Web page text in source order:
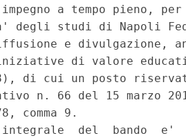
a tempo pieno,
degli studi di Napoli
e divulgazione,
di valore
di cui un posto
n. 66 del 15 marzo
comma 9.
del  bando  e'